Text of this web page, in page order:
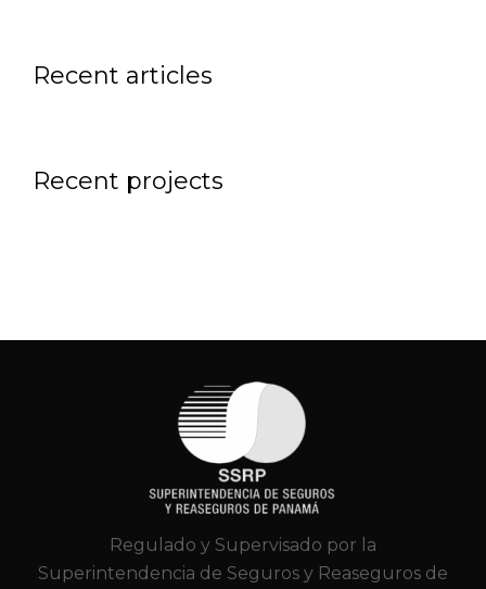
Recent articles
Recent projects
Regulado y Supervisado por la
Superintendencia de Seguros y Reaseguros de